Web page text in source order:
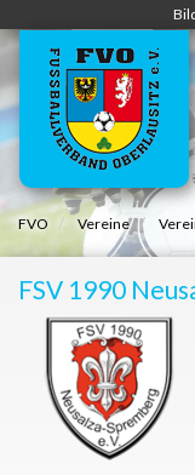
navigation
FVO Vereine
FSV 1990